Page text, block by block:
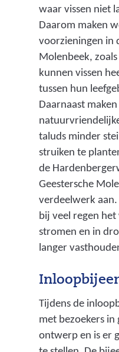
waar vissen niet
Daarom maken
voorzieningen in
Molenbeek,
kunnen vissen
tussen hun
Daarnaast
taluds minder
struiken te
de
Geestersche
verdeelwerk
bij veel regen
stromen en in
langer
Tijdens de
met bezoekers in
ontwerp en is er